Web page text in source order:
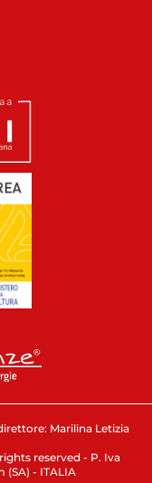
Marilina Letizia
reserved - P. Iva
(SA) - ITALIA